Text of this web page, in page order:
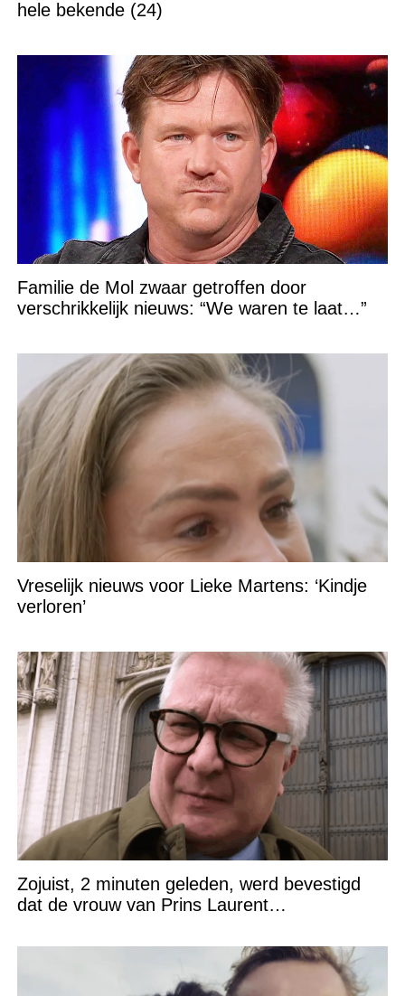
hele bekende (24)
Familie de Mol zwaar getroffen door
verschrikkelijk nieuws: “We waren te laat…”
Vreselijk nieuws voor Lieke Martens: ‘Kindje
verloren’
Zojuist, 2 minuten geleden, werd bevestigd
dat de vrouw van Prins Laurent…